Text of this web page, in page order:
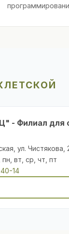
- Филиал для
ул. Чистякова,
вт, ср, чт, пт
14